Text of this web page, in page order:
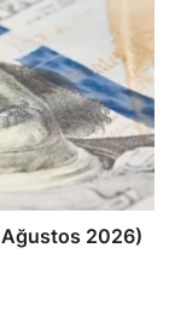
Ağustos 2026)